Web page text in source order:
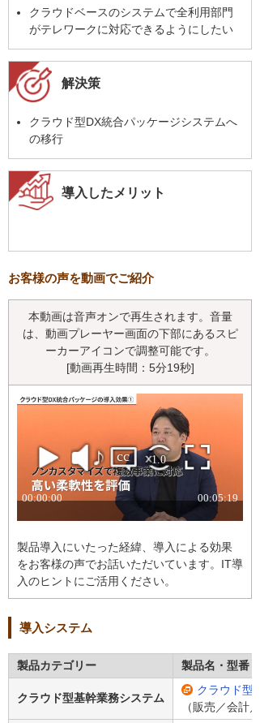
クラウドベースのシステムで全利用部門
がテレワークに対応できるようにしたい
解決策
クラウド型DX統合パッケージシステムへ
の移行
導入したメリット
お客様の声を動画でご紹介
本動画は音声オンで再生されます。音量
は、動画プレーヤー画面の下部にあるスピ
ーカーアイコンで調整可能です。
[動画再生時間：5分19秒]
製品導入にいたった経緯、導入による効果
をお客様の声でお話いただいています。IT導
入のヒントにご活用ください。
導入システム
製品カテゴリー 製品名・型番
クラウド型基幹業務システム
クラウド型
（販売／会計